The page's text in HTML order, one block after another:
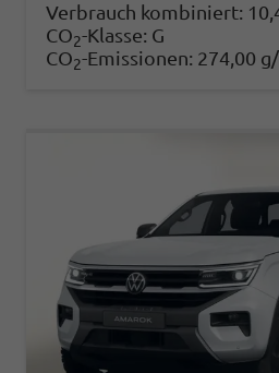
Verbrauch kombiniert:
CO2-Klasse: G
CO2-Emissionen: 274,00